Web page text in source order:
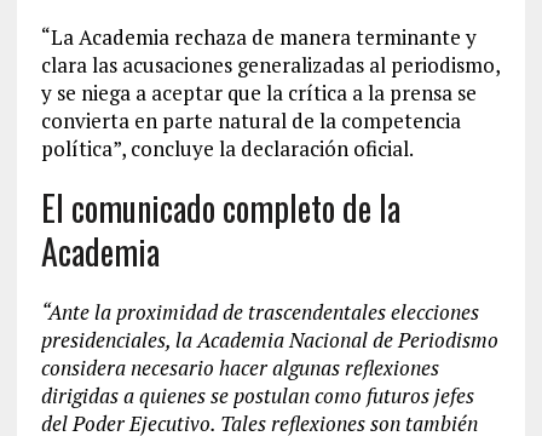
“La Academia rechaza de manera terminante y
clara las acusaciones generalizadas al periodismo,
y se niega a aceptar que la crítica a la prensa se
convierta en parte natural de la competencia
política”, concluye la declaración oficial.
El comunicado completo de la
Academia
“Ante la proximidad de trascendentales elecciones
presidenciales, la Academia Nacional de Periodismo
considera necesario hacer algunas reflexiones
dirigidas a quienes se postulan como futuros jefes
del Poder Ejecutivo. Tales reflexiones son también